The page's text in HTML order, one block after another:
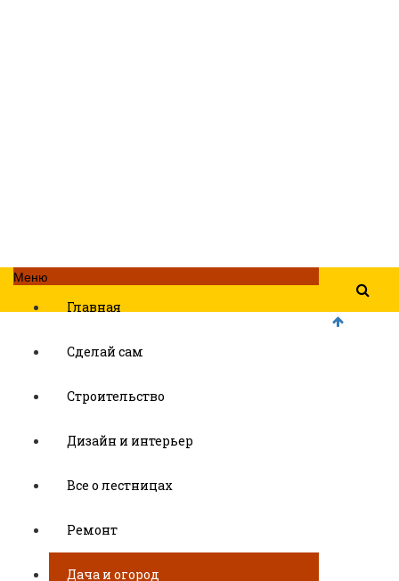
Меню
Главная
Сделай сам
Строительство
Дизайн и интерьер
Все о лестницах
Ремонт
Дача и огород